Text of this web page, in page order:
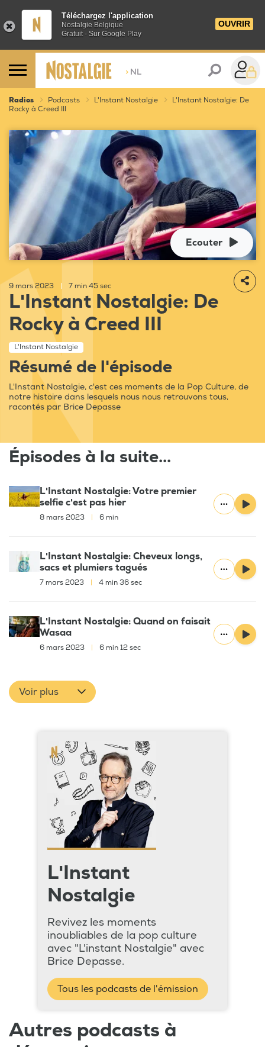
Téléchargez l'application
Nostalgie Belgique
Gratuit - Sur Google Play
OUVRIR
> NL
Radios Podcasts L'Instant Nostalgie
L'Instant Nostalgie: De
Rocky à Creed III
Ecouter
9 mars 2023 7 min 45 sec
L'Instant Nostalgie: De
Rocky à Creed III
L'Instant Nostalgie
Résumé de l'épisode
L'Instant Nostalgie, c'est ces moments de la Pop Culture, de
notre histoire dans lesquels nous nous retrouvons tous,
racontés par Brice Depasse
Épisodes à la suite...
L'Instant Nostalgie: Votre premier
selfie c'est pas hier
8 mars 2023 6 min
L'Instant Nostalgie: Cheveux longs,
sacs et plumiers tagués
7 mars 2023 4 min 36 sec
L'Instant Nostalgie: Quand on faisait
Wasaa
6 mars 2023 6 min 12 sec
Voir plus
L'Instant
Nostalgie
Revivez les moments
inoubliables de la pop culture
avec "L'instant Nostalgie" avec
Brice Depasse.
Tous les podcasts de l'émission
Autres podcasts à